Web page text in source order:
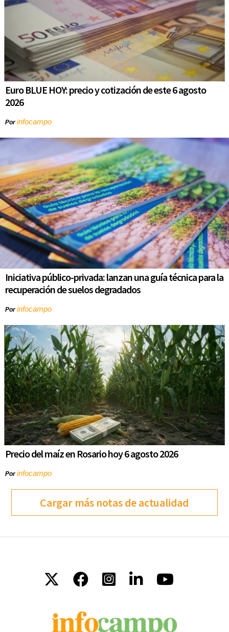
Euro BLUE HOY: precio y cotización de este 6 agosto
2026
Porinfocampo
Iniciativa público-privada: lanzan una guía técnica para la
recuperación de suelos degradados
Porinfocampo
Precio del maíz en Rosario hoy 6 agosto 2026
Porinfocampo
Cargar más notas de actualidad